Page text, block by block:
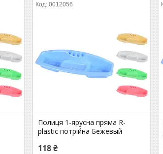
0012056
Полиця 1-ярусна пряма R-
plastic потрійна Бежевый
118 ₴